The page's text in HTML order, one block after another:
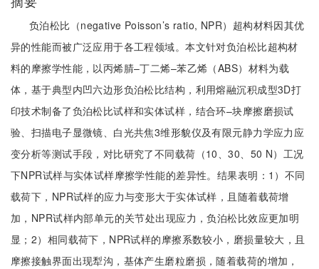
负泊松比（negative Poisson’s ratio, NPR）超构材料因其优
异的性能而被广泛应用于各工程领域。本文针对负泊松比超构材
料的摩擦学性能，以丙烯腈–丁二烯–苯乙烯（ABS）材料为载
体，基于典型内凹六边形负泊松比结构，利用熔融沉积成型3D打
印技术制备了负泊松比试样和实体试样，结合环–块摩擦磨损试
验、扫描电子显微镜、白光共焦3维形貌仪及有限元静力学应力应
变分析等测试手段，对比研究了不同载荷（10、30、50 N）工况
下NPR试样与实体试样摩擦学性能的差异性。结果表明：1）不同
载荷下，NPR试样的应力与变形大于实体试样，且随着载荷增
加，NPR试样内部单元的关节处出现应力，负泊松比效应更加明
显；2）相同载荷下，NPR试样的摩擦系数较小，磨损量较大，且
摩擦接触界面出现犁沟，基体产生磨粒磨损，随着载荷的增加，